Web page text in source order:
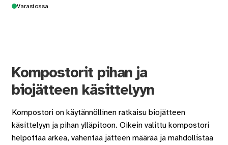
Varastossa
Kompostorit pihan ja
biojätteen käsittelyyn
Kompostori on käytännöllinen ratkaisu biojätteen
käsittelyyn ja pihan ylläpitoon. Oikein valittu kompostori
helpottaa arkea, vähentää jätteen määrää ja mahdollistaa